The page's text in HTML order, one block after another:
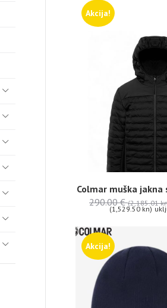
Akcija!
Colmar muška jakna
290.00€ (2,185.01
(1,529.50 kn)
Akcija!